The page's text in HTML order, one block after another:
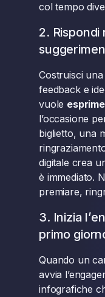
col tempo
2.
Costruisci
feedback e
vuole
l’occasione
biglietto, una
digitale crea
è immediato.
premiare,
3. Inizia
primo
Quando un
avvia
infografiche